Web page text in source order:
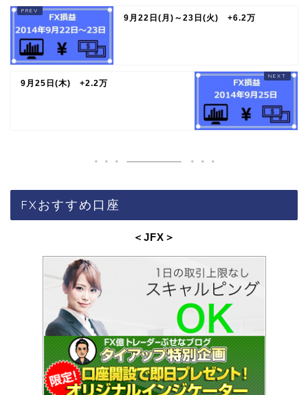
9月22日(月)～23日(火) +6.2万
9月25日(木) +2.2万
FXおすすめ口座
＜JFX ＞